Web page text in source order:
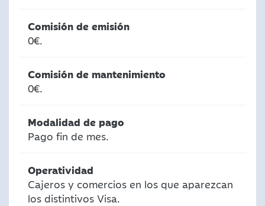
Comisión de emisión
0€.
Comisión de mantenimiento
0€.
Modalidad de pago
Pago fin de mes.
Operatividad
Cajeros y comercios en los que aparezcan
los distintivos Visa.